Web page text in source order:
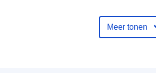
Meer tonen